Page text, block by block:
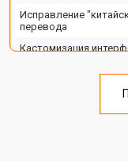
Исправление
перевода
Кастомизация
видеорегистратора
Сброс пароля